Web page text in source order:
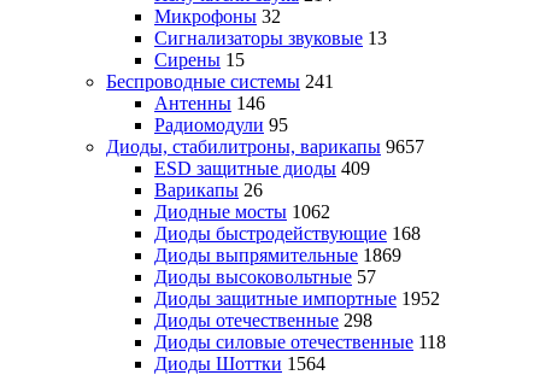
Микрофоны 32
Сигнализаторы звуковые 13
Сирены 15
Беспроводные системы 241
Антенны 146
Радиомодули 95
Диоды, стабилитроны, варикапы 9657
ESD защитные диоды 409
Варикапы 26
Диодные мосты 1062
Диоды быстродействующие 168
Диоды выпрямительные 1869
Диоды высоковольтные 57
Диоды защитные импортные 1952
Диоды отечественные 298
Диоды силовые отечественные 118
Диоды Шоттки 1564